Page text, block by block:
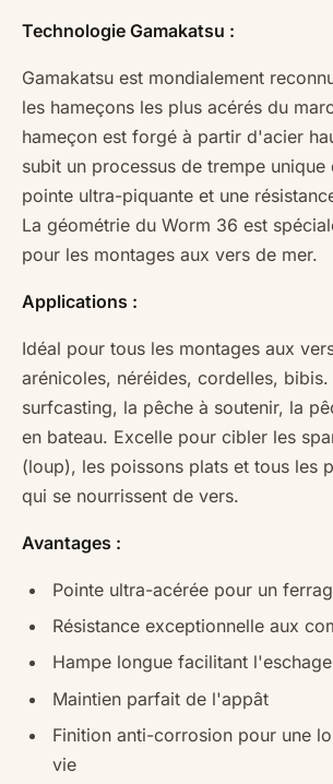
Technologie Gamakatsu :
Gamakatsu est mondialement
les hameçons les plus acérés du
hameçon est forgé à partir d'acier
subit un processus de trempe unique
pointe ultra-piquante et une
La géométrie du Worm 36 est
pour les montages aux vers de mer.
Applications :
Idéal pour tous les montages aux
arénicoles, néréides, cordelles,
surfcasting, la pêche à soutenir, la
en bateau. Excelle pour cibler les
(loup), les poissons plats et tous les
qui se nourrissent de vers.
Avantages :
Pointe ultra-acérée pour un
Résistance exceptionnelle aux
Hampe longue facilitant
Maintien parfait de l'appât
Finition anti-corrosion pour une
vie